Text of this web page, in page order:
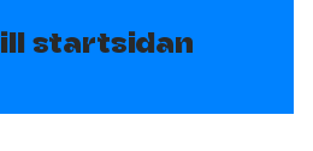
startsidan